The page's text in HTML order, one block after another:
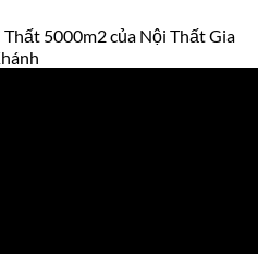
5000m2 của Nội Thất Gia